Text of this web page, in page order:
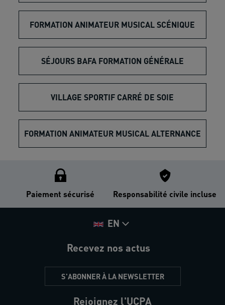
FORMATION ANIMATEUR MUSICAL SCÉNIQUE
SÉJOURS BAFA FORMATION GÉNÉRALE
VILLAGE SPORTIF CARRÉ DE SOIE
FORMATION ANIMATEUR MUSICAL ALTERNANCE
Paiement sécurisé Responsabilité civile incluse
EN
Recevez nos actus
S'ABONNER À LA NEWSLETTER
Rejoignez l'UCPA